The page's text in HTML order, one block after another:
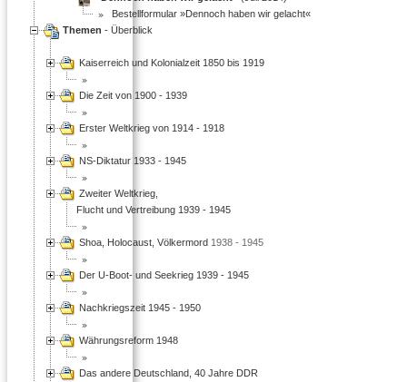
Bestellformular »Dennoch haben wir gelacht«
Themen - Überblick
Kaiserreich und Kolonialzeit 1850 bis 1919
Die Zeit von 1900 - 1939
Erster Weltkrieg von 1914 - 1918
NS-Diktatur 1933 - 1945
Zweiter Weltkrieg,
Flucht und Vertreibung 1939 - 1945
Shoa, Holocaust, Völkermord 1938 - 1945
Der U-Boot- und Seekrieg 1939 - 1945
Nachkriegszeit 1945 - 1950
Währungsreform 1948
Das andere Deutschland, 40 Jahre DDR